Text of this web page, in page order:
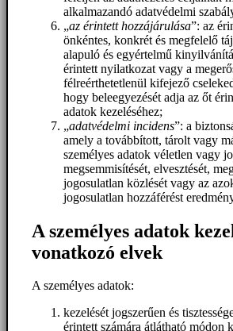
alkalmazandó adatvédelmi
„az érintett hozzájárulása”: az
önkéntes, konkrét és megfelelő
alapuló és egyértelmű
érintett nyilatkozat vagy a
félreérthetetlenül kifejező
hogy beleegyezését adja az őt
adatok kezeléséhez;
„adatvédelmi incidens”: a
amely a továbbított, tárolt vagy
személyes adatok véletlen vagy
megsemmisítését, elvesztését,
jogosulatlan közlését vagy az
jogosulatlan hozzáférést
A személyes adatok
vonatkozó elvek
A személyes adatok:
kezelését jogszerűen és
érintett számára átlátható módon